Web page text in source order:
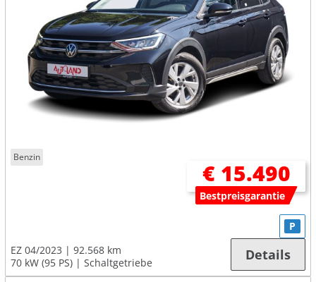
Benzin
€ 15.490
Bestpreisgarantie
EZ 04/2023
92.568 km
70 kW (95 PS)
Schaltgetriebe
P
Details